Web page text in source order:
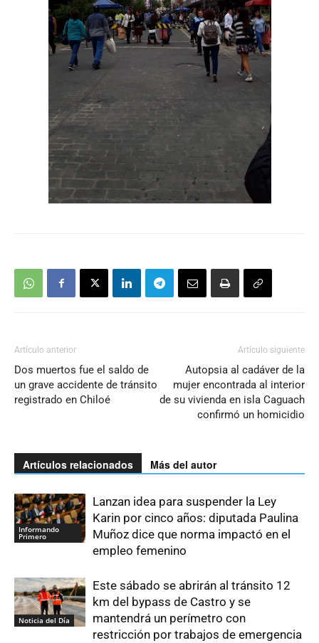
Artículo anterior
Dos muertos fue el saldo de
un grave accidente de tránsito
registrado en Chiloé
Artículo siguiente
Autopsia al cadáver de la
mujer encontrada al interior
de su vivienda en isla Caguach
confirmó un homicidio
Artículos relacionados Más del autor
Informando
Primero
Lanzan idea para suspender la Ley
Karin por cinco años: diputada Paulina
Muñoz dice que norma impactó en el
empleo femenino
Noticia del Día
Este sábado se abrirán al tránsito 12
km del bypass de Castro y se
mantendrá un perímetro con
restricción por trabajos de emergencia